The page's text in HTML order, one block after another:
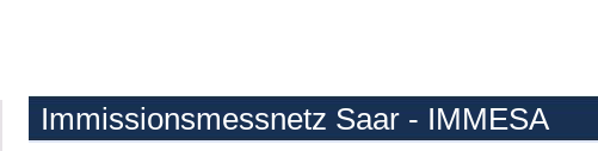
Immissionsmessnetz Saar - IMMESA
Immissionsmessnetz Saar - IMMESA